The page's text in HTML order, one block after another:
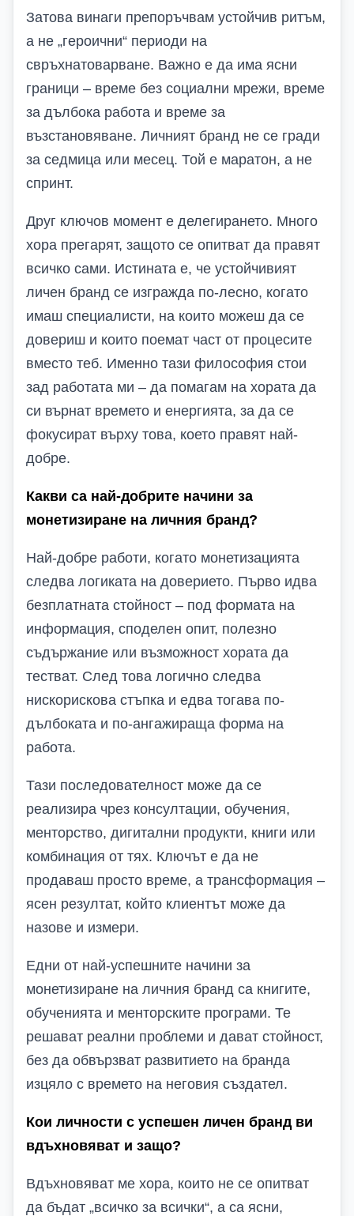
Затова винаги препоръчвам устойчив ритъм,
а не „героични“ периоди на
свръхнатоварване. Важно е да има ясни
граници – време без социални мрежи, време
за дълбока работа и време за
възстановяване. Личният бранд не се гради
за седмица или месец. Той е маратон, а не
спринт.
Друг ключов момент е делегирането. Много
хора прегарят, защото се опитват да правят
всичко сами. Истината е, че устойчивият
личен бранд се изгражда по-лесно, когато
имаш специалисти, на които можеш да се
довериш и които поемат част от процесите
вместо теб. Именно тази философия стои
зад работата ми – да помагам на хората да
си върнат времето и енергията, за да се
фокусират върху това, което правят най-
добре.
Какви са най-добрите начини за
монетизиране на личния бранд?
Най-добре работи, когато монетизацията
следва логиката на доверието. Първо идва
безплатната стойност – под формата на
информация, споделен опит, полезно
съдържание или възможност хората да
тестват. След това логично следва
нискорискова стъпка и едва тогава по-
дълбоката и по-ангажираща форма на
работа.
Тази последователност може да се
реализира чрез консултации, обучения,
менторство, дигитални продукти, книги или
комбинация от тях. Ключът е да не
продаваш просто време, а трансформация –
ясен резултат, който клиентът може да
назове и измери.
Едни от най-успешните начини за
монетизиране на личния бранд са книгите,
обученията и менторските програми. Те
решават реални проблеми и дават стойност,
без да обвързват развитието на бранда
изцяло с времето на неговия създател.
Кои личности с успешен личен бранд ви
вдъхновяват и защо?
Вдъхновяват ме хора, които не се опитват
да бъдат „всичко за всички“, а са ясни,